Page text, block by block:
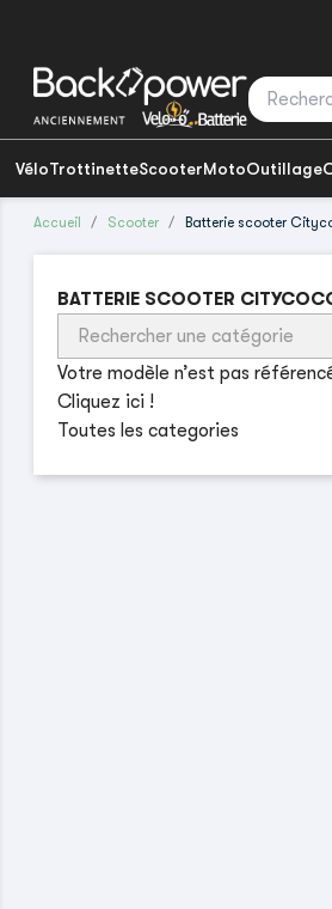
VéloTrottinetteScooterMotoOutillage
Accueil Scooter Batterie scooter
BATTERIE SCOOTER
Votre modèle n’est pas
Cliquez ici !
Toutes les categories